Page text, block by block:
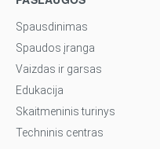
Spausdinimas
Spaudos įranga
Vaizdas ir garsas
Edukacija
Skaitmeninis turinys
Techninis centras